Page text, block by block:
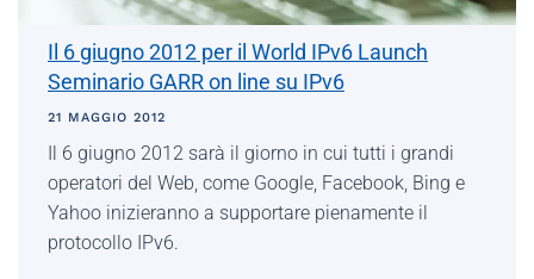
Il 6 giugno 2012 per il World IPv6 Launch
Seminario GARR on line su IPv6
21 MAGGIO 2012
Il 6 giugno 2012 sarà il giorno in cui tutti i grandi
operatori del Web, come Google, Facebook, Bing e
Yahoo inizieranno a supportare pienamente il
protocollo IPv6.